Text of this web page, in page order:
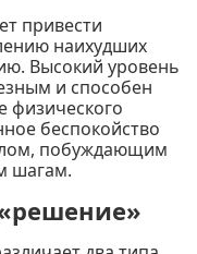
привести
наихудших
Высокий уровень
и способен
физического
беспокойство
побуждающим
шагам.